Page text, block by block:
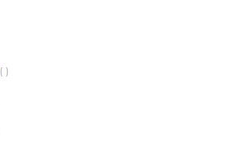
( )